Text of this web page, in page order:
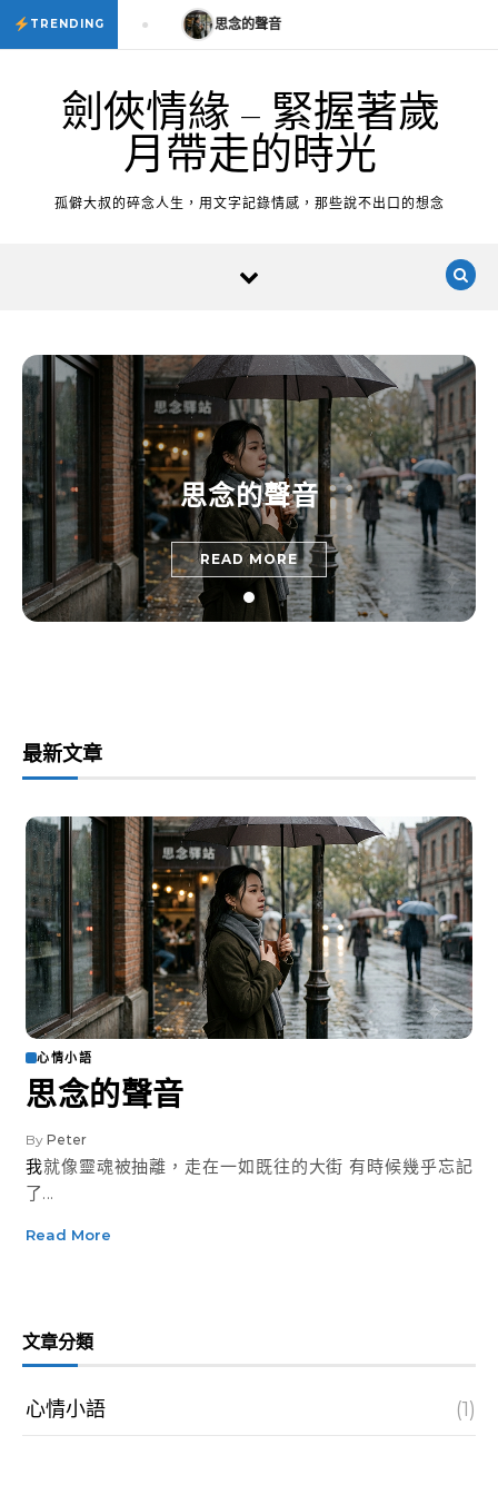
Skip to content
TRENDING
思念的聲音 思念的聲音
劍俠情緣 – 緊握著歲
月帶走的時光
孤僻大叔的碎念人生，用文字記錄情感，那些說不出口的想念
思念的聲音
READ MORE
最新文章
心情小語
思念的聲音
By Peter
我就像靈魂被抽離，走在一如既往的大街 有時候幾乎忘記
了...
Read More
文章分類
心情小語 (1)